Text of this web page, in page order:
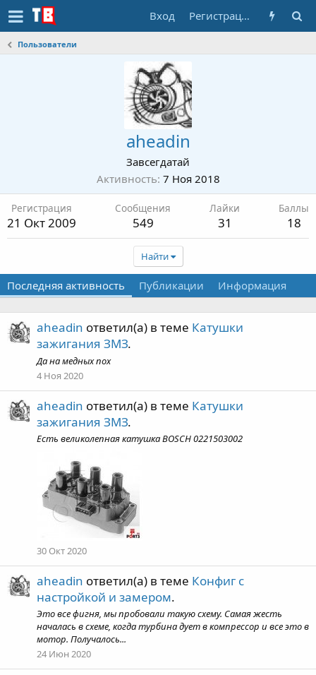
Вход Регистрация
Пользователи
aheadin
Завсегдатай
Активность 7 Ноя 2018
Регистрация
21 Окт 2009
Сообщения
549
Лайки
31
Баллы
18
Найти
Последняя активность Публикации Информация
aheadin ответил(а) в теме Катушки
зажигания ЗМЗ.
Да на медных пох
4 Ноя 2020
aheadin ответил(а) в теме Катушки
зажигания ЗМЗ.
Есть великолепная катушка BOSCH 0221503002
30 Окт 2020
aheadin ответил(а) в теме Конфиг с
настройкой и замером.
Это все фигня, мы пробовали такую схему. Самая жесть
началась в схеме, когда турбина дует в компрессор и все это в
мотор. Получалось...
24 Июн 2020